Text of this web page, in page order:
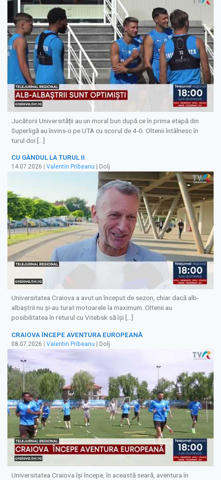
Jucătorii Universității au un moral bun după ce în prima etapă din
Superligă au învins-o pe UTA cu scorul de 4-0. Oltenii întâlnesc în
turul doi […]
CU GÂNDUL LA TURUL II
14.07.2026 Valentin Pribeanu | Dolj
Universitatea Craiova a avut un început de sezon, chiar dacă alb-
albaștrii nu și-au turat motoarele la maximum. Oltenii au
posibilitatea în returul cu Vitebsk să își […]
CRAIOVA ÎNCEPE AVENTURA EUROPEANĂ
08.07.2026 | Valentin Pribeanu | Dolj
Universitatea Craiova își începe, în această seară, aventura în